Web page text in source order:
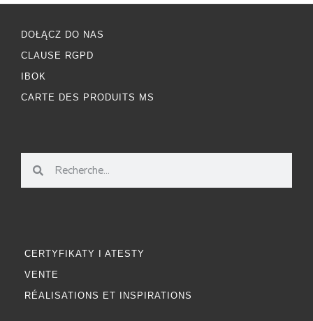
DOŁĄCZ DO NAS
CLAUSE RGPD
IBOK
CARTE DES PRODUITS MS
CERTYFIKATY I ATESTY
VENTE
RÉALISATIONS ET INSPIRATIONS